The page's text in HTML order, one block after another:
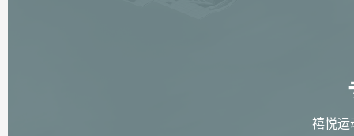
禧悦运